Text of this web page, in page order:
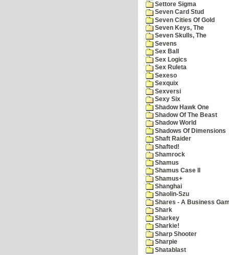
Settore Sigma
Seven Card Stud
Seven Cities Of Gold
Seven Keys, The
Seven Skulls, The
Sevens
Sex Ball
Sex Logics
Sex Ruleta
Sexeso
Sexquix
Sexversi
Sexy Six
Shadow Hawk One
Shadow Of The Beast
Shadow World
Shadows Of Dimensions
Shaft Raider
Shafted!
Shamrock
Shamus
Shamus Case II
Shamus+
Shanghai
Shaolin-Szu
Shares - A Business
Shark
Sharkey
Sharkie!
Sharp Shooter
Sharpie
Shatablast